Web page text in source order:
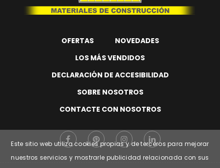
OFERTAS
NOVEDADES
LOS MÁS VENDIDOS
DECLARACIÓN DE ACCESIBILIDAD
SOBRE NOSOTROS
CONTACTE CON NOSOTROS
Este sitio web utiliza cookies propias y de terceros para mejorar
nuestros servicios y mostrarle publicidad relacionada con sus